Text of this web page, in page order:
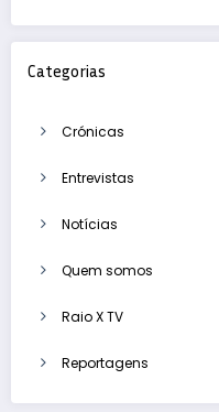
Categorias
Crónicas
Entrevistas
Notícias
Quem somos
Raio X TV
Reportagens